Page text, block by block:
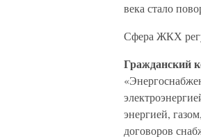
века стало
Сфера ЖКХ
Гражданский
энергией,
договоров